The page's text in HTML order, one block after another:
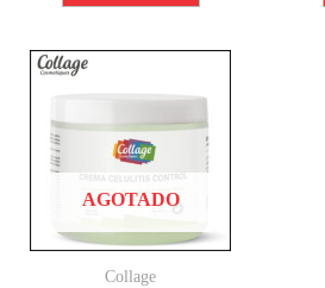
AGOTADO
Collage